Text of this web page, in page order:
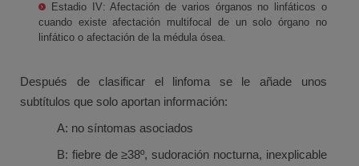
Estadio IV: Afectación de varios órganos no linfáticos o
cuando existe afectación multifocal de un solo órgano no
linfático o afectación de la médula ósea.
Después de clasificar el linfoma se le añade unos
subtítulos que solo aportan información:
A: no síntomas asociados
B: fiebre de ≥38º, sudoración nocturna, inexplicable